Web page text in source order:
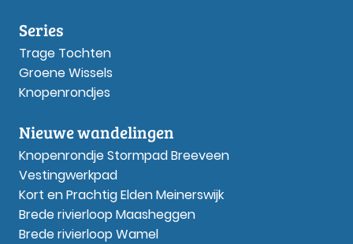
Series
Trage Tochten
Groene Wissels
Knopenrondjes
Nieuwe wandelingen
Knopenrondje Stormpad Breeveen
Vestingwerkpad
Kort en Prachtig Elden Meinerswijk
Brede rivierloop Maasheggen
Brede rivierloop Wamel